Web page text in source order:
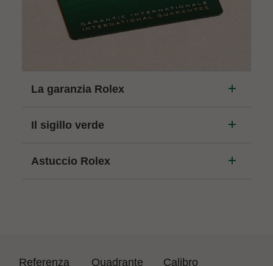
La garanzia Rolex
Il sigillo verde
Astuccio Rolex
Referenza
Quadrante
Calibro